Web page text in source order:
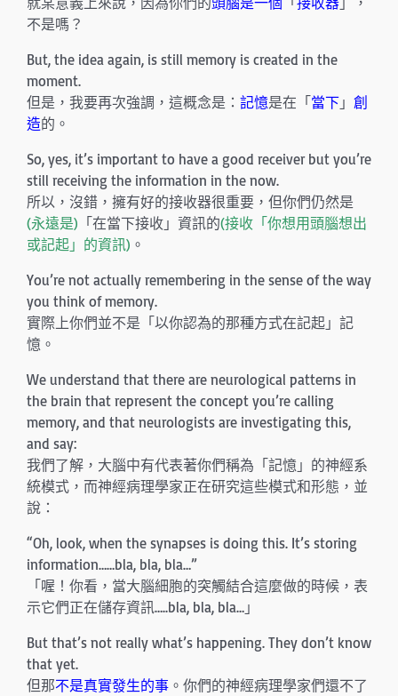
不是嗎？
But, the idea again, is still memory is created in the
moment.
但是，我要再次強調，這概念是： 記憶是在「當下 」 創
造的。
So, yes, it’s important to have a good receiver but you’re
still receiving the information in the now.
所以，沒錯，擁有好的接收器很重要，但你們仍然是
(永遠是) 「在當下接收」資訊的(接收「你想用頭腦想出
或記起」的資訊) 。
You’re not actually remembering in the sense of the way
you think of memory.
實際上你們並不是「以你認為的那種方式在記起」記
憶。
We understand that there are neurological patterns in
the brain that represent the concept you’re calling
memory, and that neurologists are investigating this,
and say:
我們了解，大腦中有代表著你們稱為「記憶」的神經系
統模式，而神經病理學家正在研究這些模式和形態，並
說：
“Oh, look, when the synapses is doing this. It’s storing
information……bla, bla, bla…”
「喔！你看，當大腦細胞的突觸結合這麼做的時候，表
示它們正在儲存資訊…..bla, bla, bla…」
But that’s not really what’s happening. They don’t know
that yet.
但那不是真實發生的事 。你們的神經病理學家們還不了